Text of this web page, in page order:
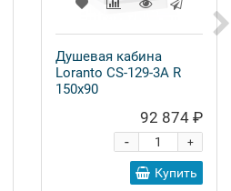
Душевая кабина
Loranto CS-129-3A R
150x90
92 874 ₽
+
-
Купить